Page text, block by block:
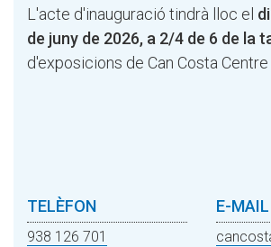
L'acte d'inauguració tindrà lloc el
de juny de 2026, a 2/4 de 6 de la
d'exposicions de Can Costa Centre
TELÈFON
938 126 701
E-MAIL